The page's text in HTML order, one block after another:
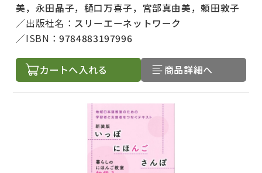
美，永田晶子，樋口万喜子，宮部真由美，頼田敦子
出版社名： スリーエーネットワーク
ISBN：9784883197996
カートへ入れる 商品詳細へ